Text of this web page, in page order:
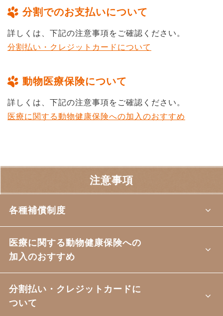
分割でのお支払いについて
詳しくは、下記の注意事項をご確認ください。
分割払い・クレジットカードについて
動物医療保険について
詳しくは、下記の注意事項をご確認ください。
医療に関する動物健康保険への加入のおすすめ
注意事項
各種補償制度
医療に関する動物健康保険への
加入のおすすめ
分割払い・クレジットカードに
ついて